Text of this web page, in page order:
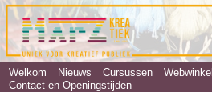
Welkom Nieuws Cursussen Webwinkel
Contact en Openingstijden